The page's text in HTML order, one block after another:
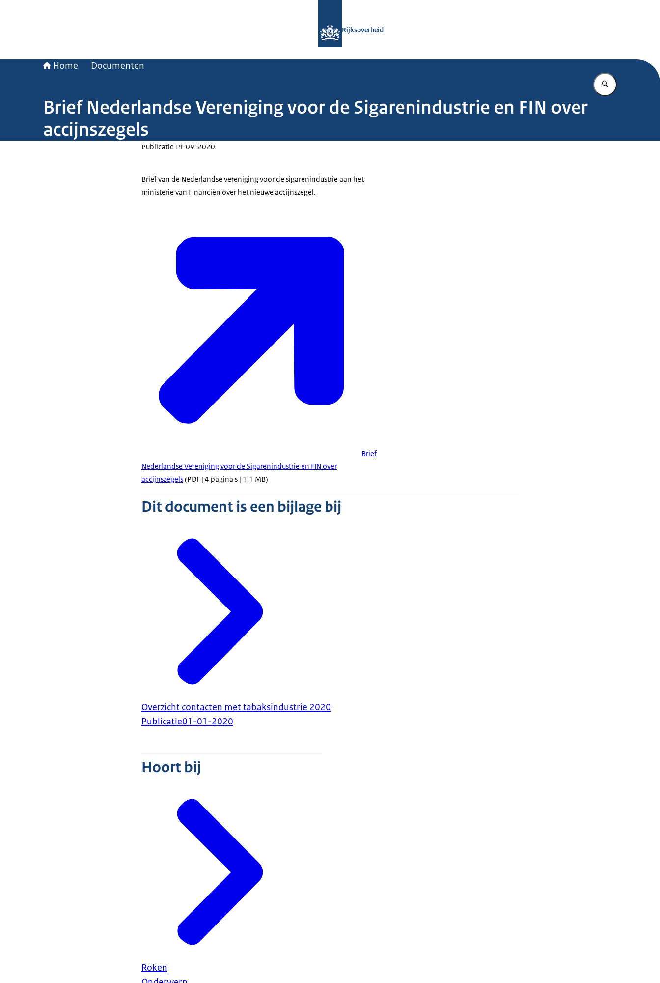
Rijksoverheid
Home Documenten
Vul in wat u
Brief Nederlandse Vereniging voor de Sigarenindustrie en FIN over
accijnszegels
Publicatie14-09-2020
Brief van de Nederlandse vereniging voor de sigarenindustrie aan het
ministerie van Financiën over het nieuwe accijnszegel.
Brief
Nederlandse Vereniging voor de Sigarenindustrie en FIN over
accijnszegels(PDF | 4 pagina's | 1,1 MB)
Dit document is een bijlage bij
Overzicht contacten met tabaksindustrie 2020
Publicatie01-01-2020
Hoort bij
Roken